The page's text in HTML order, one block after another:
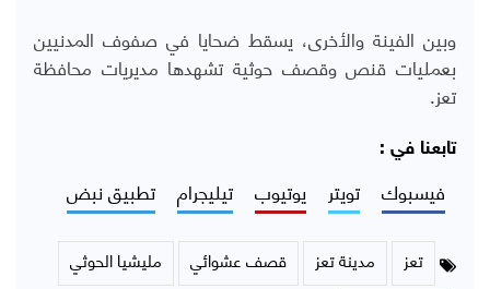
وبين الفينة والأخرى، يسقط ضحايا في صفوف المدنيين
بعمليات قنص وقصف حوثية تشهدها مديريات محافظة
تعز.
تابعنا في :
فيسبوك تويتر يوتيوب تيليجرام تطبيق نبض
تعز مدينة تعز قصف عشوائي
مليشيا الحوثي